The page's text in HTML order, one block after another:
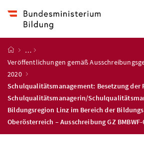
Startseite
…
Veröffentlichungen gemäß
2020
Schulqualitätsmanagement: Besetzung der
Schulqualitätsmanagerin/
Bildungsregion Linz im Bereich der
Oberösterreich – Ausschreibung GZ